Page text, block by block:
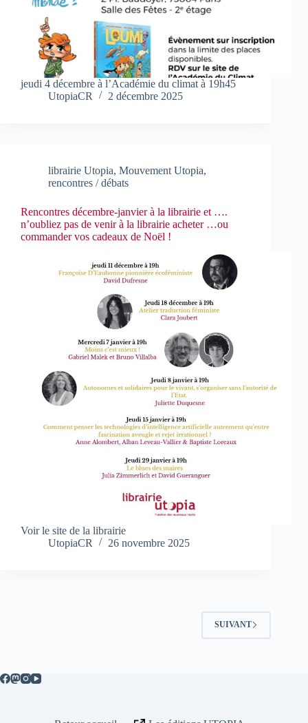
jeudi 4 décembre à l’Académie du climat à 19h45
UtopiaCR
2 décembre 2025
librairie Utopia, Mouvement Utopia,
rencontres / débats
Rencontres décembre-janvier à la librairie et ….
n’oubliez pas de venir à la librairie acheter …ou
commander vos cadeaux de Noël !
Voir le site de la librairie
UtopiaCR
26 novembre 2025
SUIVANT